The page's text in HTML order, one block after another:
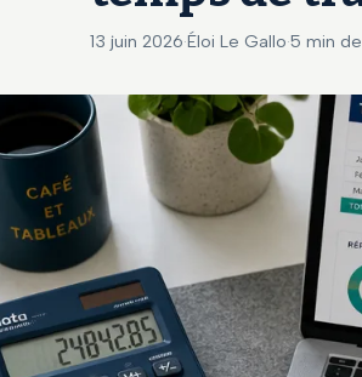
13 juin 2026·Éloi Le Gallo·5 min